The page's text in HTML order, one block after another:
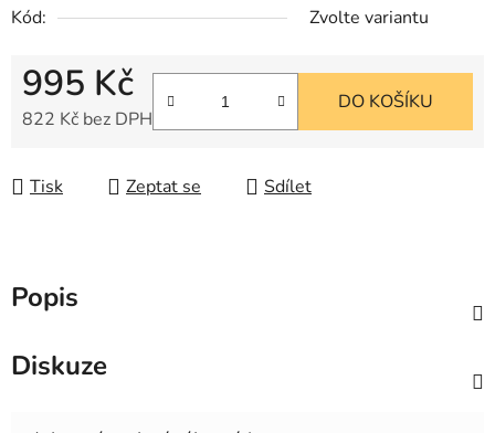
Kód:
Zvolte variantu
995 Kč
822 Kč bez DPH
DO KOŠÍKU
Tisk Zeptat se Sdílet
Popis
Diskuze